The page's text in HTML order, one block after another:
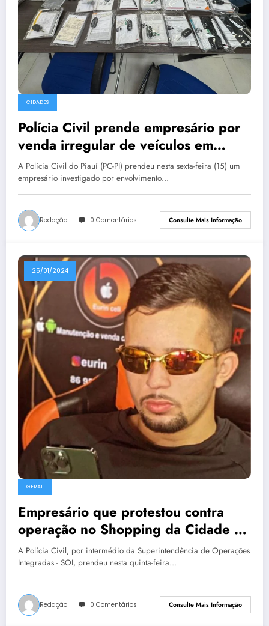
CIDADES
Polícia Civil prende empresário por
venda irregular de veículos em
Teresina
A Polícia Civil do Piauí (PC-PI) prendeu nesta sexta-feira (15) um
empresário investigado por envolvimento…
Redação 0 Comentários Consulte Mais Informação
25/01/2024
GERAL
Empresário que protestou contra
operação no Shopping da Cidade é
preso em Teresina
A Polícia Civil, por intermédio da Superintendência de Operações
Integradas - SOI, prendeu nesta quinta-feira…
Redação 0 Comentários Consulte Mais Informação